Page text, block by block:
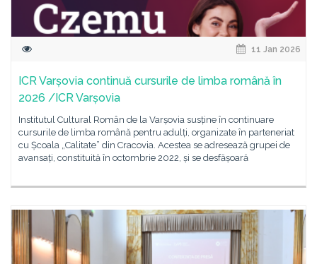
11 Jan 2026
ICR Varșovia continuă cursurile de limba română în
2026 /ICR Varșovia
Institutul Cultural Român de la Varșovia susține în continuare
cursurile de limba română pentru adulți, organizate în parteneriat
cu Școala „Calitate” din Cracovia. Acestea se adresează grupei de
avansați, constituită în octombrie 2022, și se desfășoară